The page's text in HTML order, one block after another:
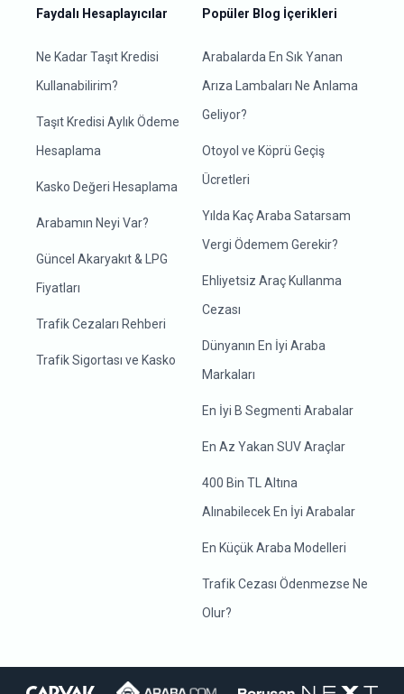
Faydalı Hesaplayıcılar
Ne Kadar Taşıt Kredisi
Kullanabilirim?
Taşıt Kredisi Aylık Ödeme
Hesaplama
Kasko Değeri Hesaplama
Arabamın Neyi Var?
Güncel Akaryakıt & LPG
Fiyatları
Trafik Cezaları Rehberi
Trafik Sigortası ve Kasko
Popüler Blog İçerikleri
Arabalarda En Sık Yanan
Arıza Lambaları Ne Anlama
Geliyor?
Otoyol ve Köprü Geçiş
Ücretleri
Yılda Kaç Araba Satarsam
Vergi Ödemem Gerekir?
Ehliyetsiz Araç Kullanma
Cezası
Dünyanın En İyi Araba
Markaları
En İyi B Segmenti Arabalar
En Az Yakan SUV Araçlar
400 Bin TL Altına
Alınabilecek En İyi Arabalar
En Küçük Araba Modelleri
Trafik Cezası Ödenmezse Ne
Olur?